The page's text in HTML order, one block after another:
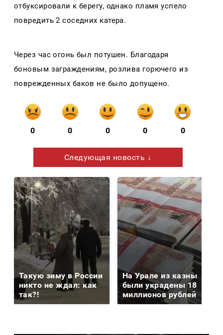
отбуксировали к берегу, однако пламя успело
повредить 2 соседних катера.
Через час огонь был потушен. Благодаря
боновым заграждениям, розлива горючего из
поврежденных баков не было допущено.
0 0 0 0 0
Следующая новость ↓
Такую зиму в России
никто не ждал: как
так?!
На Урале из казны
были украдены 18
миллионов рублей